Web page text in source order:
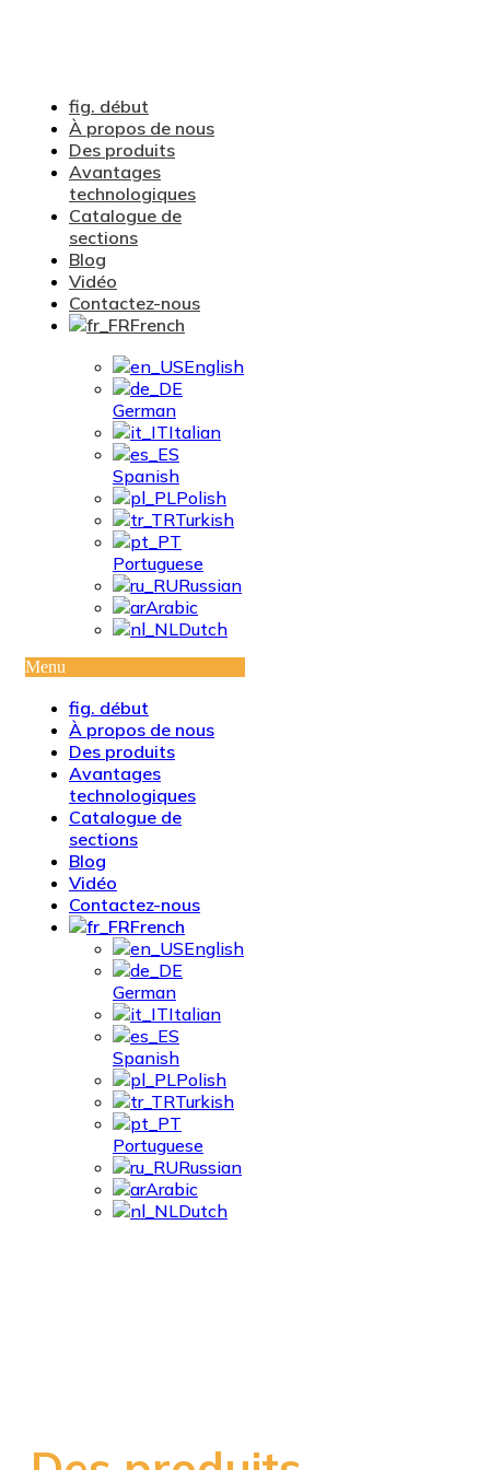
fig. début
À propos de nous
Des produits
Avantages
technologiques
Catalogue de
sections
Blog
Vidéo
Contactez-nous
French
English
German
Italian
Spanish
Polish
Turkish
Portuguese
Russian
Arabic
Dutch
Menu
fig. début
À propos de nous
Des produits
Avantages
technologiques
Catalogue de
sections
Blog
Vidéo
Contactez-nous
French
English
German
Italian
Spanish
Polish
Turkish
Portuguese
Russian
Arabic
Dutch